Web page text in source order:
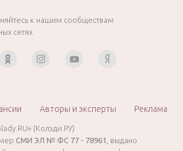
к нашим сообществам
сетях
Авторы и эксперты Реклама
(Колэди.РУ)
СМИ ЭЛ № ФС 77 - 78961
, выдано